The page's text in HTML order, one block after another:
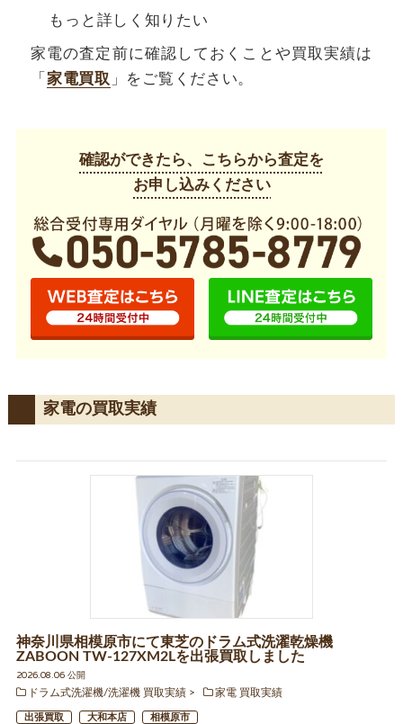
もっと詳しく知りたい
家電の査定前に確認しておくことや買取実績は
「 家電買取 」をご覧ください。
確認ができたら、こちらから査定を
お申し込みください
家電の買取実績
神奈川県相模原市にて東芝のドラム式洗濯乾燥機
ZABOON TW-127XM2Lを出張買取しました
2026.08.06 公開
ドラム式洗濯機/洗濯機 買取実績
家電 買取実績
出張買取 大和本店 相模原市